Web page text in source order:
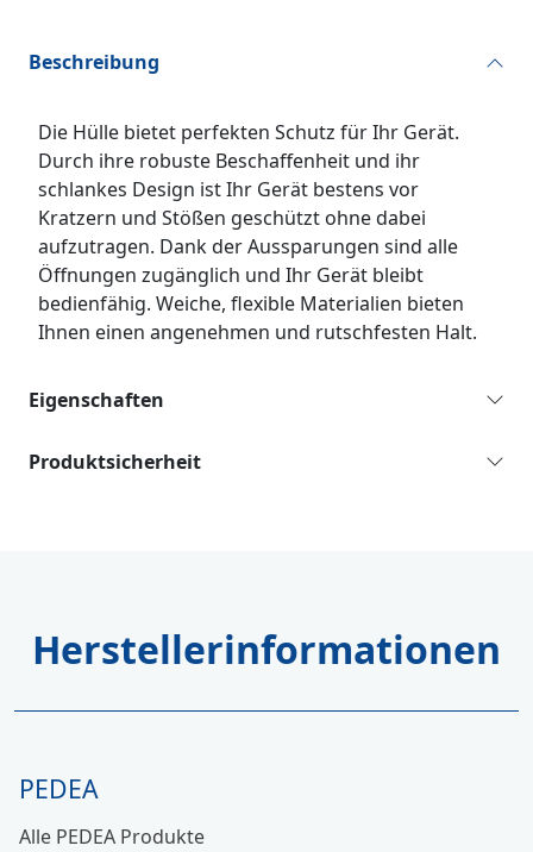
Beschreibung
Die Hülle bietet perfekten Schutz für Ihr Gerät.
Durch ihre robuste Beschaffenheit und ihr
schlankes Design ist Ihr Gerät bestens vor
Kratzern und Stößen geschützt ohne dabei
aufzutragen. Dank der Aussparungen sind alle
Öffnungen zugänglich und Ihr Gerät bleibt
bedienfähig. Weiche, flexible Materialien bieten
Ihnen einen angenehmen und rutschfesten Halt.
Eigenschaften
Produktsicherheit
Herstellerinformationen
PEDEA
Alle PEDEA Produkte